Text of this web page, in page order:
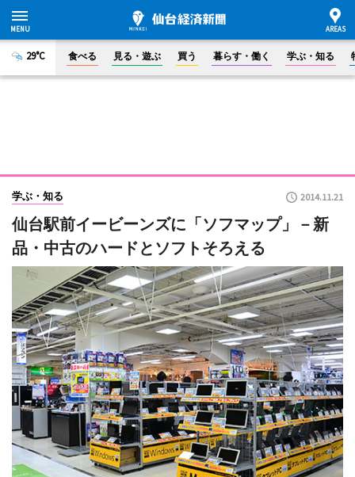
29°C 食べる 見る・遊ぶ 買う 暮らす・働く 学ぶ・知る
学ぶ・知る 2014.11.21
仙台駅前イービーンズに「ソフマップ」－新
品・中古のハードとソフトそろえる